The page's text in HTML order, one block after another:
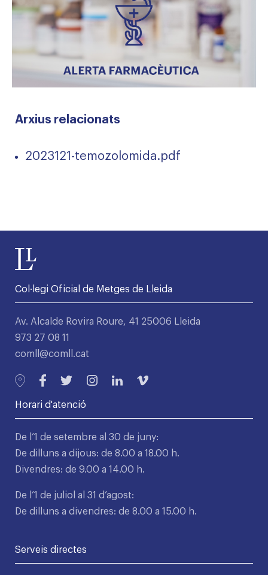
Arxius relacionats
2023121-temozolomida.pdf
Col·legi Oficial de Metges de Lleida
Av. Alcalde Rovira Roure, 41 25006 Lleida
973 27 08 11
comll@comll.cat
Horari d'atenció
De l’1 de setembre al 30 de juny:
De dilluns a dijous: de 8.00 a 18.00 h.
Divendres: de 9.00 a 14.00 h.
De l’1 de juliol al 31 d’agost:
De dilluns a divendres: de 8.00 a 15.00 h.
Serveis directes